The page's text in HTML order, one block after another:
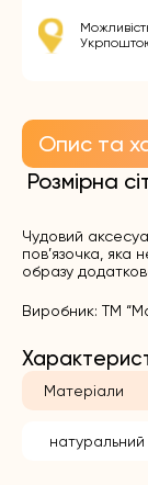
Опис та
Розмірна
Чудовий
пов’язочка, яка
образу
Виробник: ТМ
Матеріали
натуральний